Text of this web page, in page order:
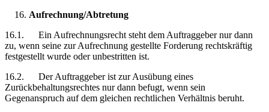
Aufrechnung/Abtretung
16.1. Ein Aufrechnungsrecht steht dem Auftraggeber nur dann
zu, wenn seine zur Aufrechnung gestellte Forderung rechtskräftig
festgestellt wurde oder unbestritten ist.
16.2. Der Auftraggeber ist zur Ausübung eines
Zurückbehaltungsrechtes nur dann befugt, wenn sein
Gegenanspruch auf dem gleichen rechtlichen Verhältnis beruht.